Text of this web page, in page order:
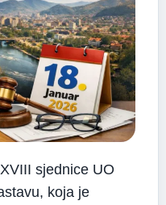
sjednice UO
koja je